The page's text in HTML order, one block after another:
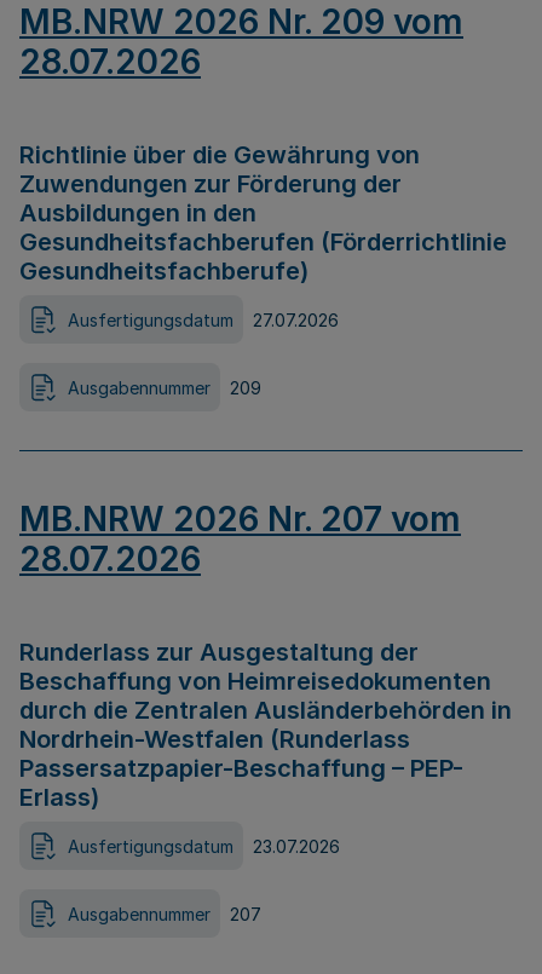
MB.NRW 2026 Nr. 209 vom
28.07.2026
Richtlinie über die Gewährung von
Zuwendungen zur Förderung der
Ausbildungen in den
Gesundheitsfachberufen (Förderrichtlinie
Gesundheitsfachberufe)
Ausfertigungsdatum 27.07.2026
Ausgabennummer 209
MB.NRW 2026 Nr. 207 vom
28.07.2026
Runderlass zur Ausgestaltung der
Beschaffung von Heimreisedokumenten
durch die Zentralen Ausländerbehörden in
Nordrhein-Westfalen (Runderlass
Passersatzpapier-Beschaffung – PEP-
Erlass)
Ausfertigungsdatum 23.07.2026
Ausgabennummer 207